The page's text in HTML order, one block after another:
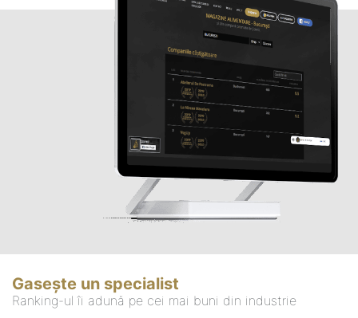
Gasește un specialist
Ranking-ul îi adună pe cei mai buni din industrie